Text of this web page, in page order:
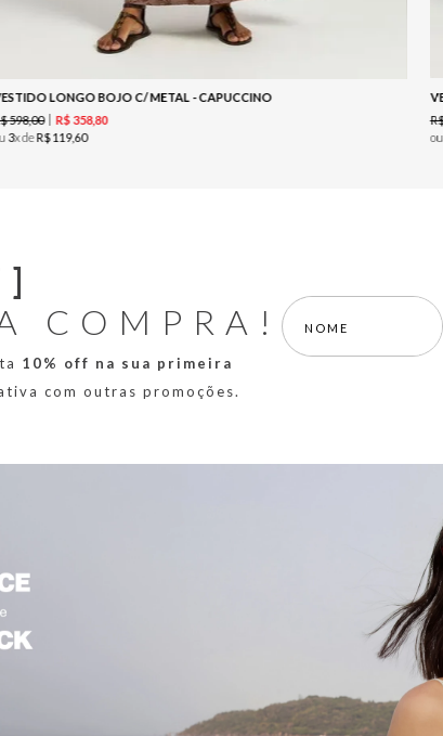
LONGO BOJO C/ METAL - CAPUCCINO
598,00 R$ 358,80
3x deR$119,60
ou
COMPRA!
10% off na sua primeira
com outras promoções.